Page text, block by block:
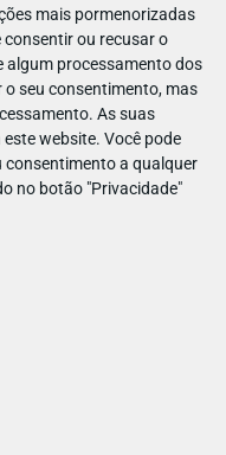
mais pormenorizadas
ou recusar o
algum processamento dos
seu consentimento, mas
As suas
website. Você pode
consentimento a qualquer
no botão "Privacidade"
do